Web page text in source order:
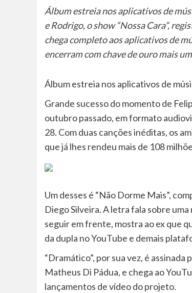
Álbum estreia nos aplicativos de
e Rodrigo, o show “Nossa Cara”,
chega completo aos aplicativos de
encerram com chave de ouro mais
Álbum estreia nos aplicativos de
Grande sucesso do momento de
outubro passado, em formato
28. Com duas canções inéditas, os
que já lhes rendeu mais de 108
Um desses é “Não Dorme Mais”,
Diego Silveira. A letra fala sobre
seguir em frente, mostra ao ex que
da dupla no YouTube e demais
“Dramático”, por sua vez, é
Matheus Di Pádua, e chega ao
lançamentos de vídeo do projeto.